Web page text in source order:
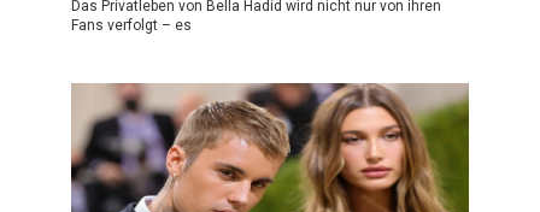
Das Privatleben von Bella Hadid wird nicht nur von ihren
Fans verfolgt – es